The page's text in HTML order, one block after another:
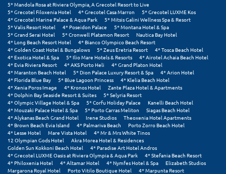
Μέτσοβο
Μήλος
Μονεμβασιά
Μουζάκι
Μπαλί Κρήτης
Μπάνσκο
Μπούκα Μεσσηνίας
Μύκονος
Μυστράς
5* Mandola Rosa at Riviera Olympia, A Grecotel Resort to Live
5* Grecotel Filoxenia Hotel
4* Grecotel Casa Marron
5* Grecotel LUXME Kos
4* Grecotel Marine Palace & Aqua Park
5* Mitsis Galini Wellness Spa & Resort
5* Valis Resort Hotel
4* Poseidon Palace
5* Montana Hotel & Spa
5* Grand Serai Hotel
5* Cronwell Platamon Resort
Nautica Bay Hotel
4* Long Beach Resort Hotel
4* Bianco Olympico Beach Resort
4* Golden Coast Hotel & Bungalows
5* Zeus Eretria Resort
4* Tosca Beach Hotel
4* Exotica Hotel & Spa
5* Ilio Mare Hotels & Resorts
4* Airotel Achaia Beach Hotel
4* Evia Riviera Resort
4* AKS Porto Heli
4* Grand Platon Hotel
4* Maranton Beach Hotel
5* Dion Palace Luxury Resort & Spa
4* Arion Hotel
4* Florida Blue Bay
5* Blue Lagoon Princess
4* Klelia Beach Hotel
4* Xenia Poros Image
4* Kronos Hotel
Zante Plaza Hotel & Apartments
4* Dolphin Bay Seaside Resort & Suites
5* Selyria Resort
4* Olympic Village Hotel & Spa
5* Corfu Holiday Palace
Kanelli Beach Hotel
4* Mouzaki Palace Hotel & Spa
5* Porto Carras Meliton
Siagas Beach Hotel
4* Alykanas Beach Grand Hotel
Irene Studios
Theoxenia Hotel Apartments
4* Brown Beach Evia Island
4* Palmariva Beach
Porto Zorro Beach Hotel
4* Lesse Hotel
Mare Vista Hotel
4* Mr & Mrs White Tinos
12 Olympian Gods Hotel
Akra Morea Hotel & Residences
Golden Sun Kokkoni Beach Hotel
4* Paradise Art Hotel Andros
4* Grecotel LUXME Oasis at Riviera Olympia & Aqua Park
4* Stefania Beach Resort
4* Philoxenia Hotel
4* Altamar Hotel 4* Nymfes Hotel & Spa
Elizabeth Studios
Margarona Royal Hotel
Porto Vitilo Boutique Hotel
4* Marpunta Resort